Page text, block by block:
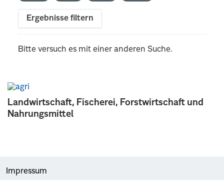
Landwirtschaft, Fischerei, Forstwirtschaft und
Nahrungsmittel
Ergebnisse filtern
Bitte versuch es mit einer anderen Suche.
Impressum